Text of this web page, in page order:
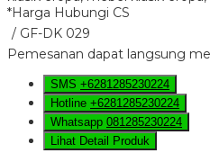
*Harga Hubungi CS
/ GF-DK 029
Pemesanan dapat langsung
SMS +6281285230224
Hotline +6281285230224
Whatsapp 081285230224
Lihat Detail Produk